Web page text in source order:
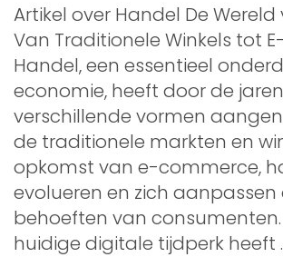
Artikel over Handel De
Van Traditionele Winkels tot
Handel, een essentieel
economie, heeft door de
verschillende vormen
de traditionele markten en
opkomst van e-commerce,
evolueren en zich
behoeften van
huidige digitale tijdperk heeft